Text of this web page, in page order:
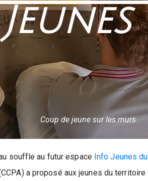
Coup de jeune sur les murs
souffle au futur espace Info Jeunes
a proposé aux jeunes du